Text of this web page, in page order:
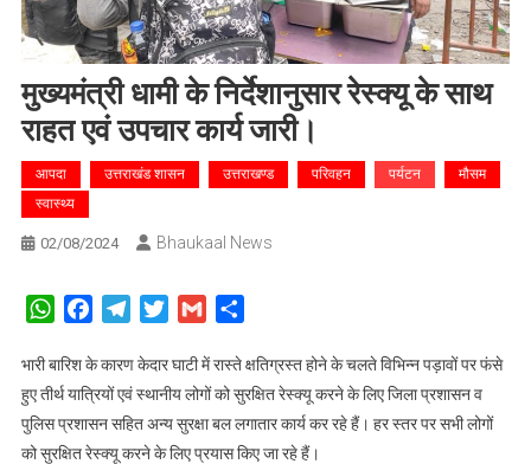
मुख्यमंत्री धामी के निर्देशानुसार रेस्क्यू के साथ
राहत एवं उपचार कार्य जारी।
आपदा उत्तराखंड शासन उत्तराखण्ड परिवहन पर्यटन
मौसम
स्वास्थ्य
02/08/2024 Bhaukaal News
WhatsAppFacebookTelegramTwitterGmail
भारी बारिश के कारण केदार घाटी में रास्ते क्षतिग्रस्त होने के चलते विभिन्न पड़ावों पर फंसे
हुए तीर्थ यात्रियों एवं स्थानीय लोगों को सुरक्षित रेस्क्यू करने के लिए जिला प्रशासन व
पुलिस प्रशासन सहित अन्य सुरक्षा बल लगातार कार्य कर रहे हैं। हर स्तर पर सभी लोगों
को सुरक्षित रेस्क्यू करने के लिए प्रयास किए जा रहे हैं।